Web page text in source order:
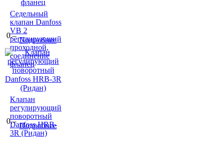
Седельный
клапан Danfoss
VB 2
регулирующий
проходной,
соединение
фланец
0.–
Подробнее
Клапан
регулирующий
поворотный
Danfoss HRB-
3R (Ридан)
0.–
Подробнее